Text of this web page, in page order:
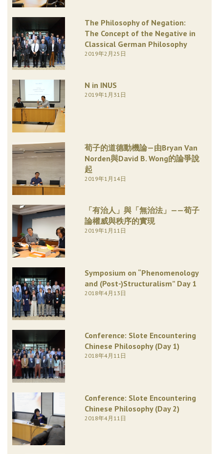
The Philosophy of Negation:
The Concept of the Negative in
Classical German Philosophy
2019年2月25日
N in INUS
2019年1月31日
荀子的道德動機論—由Bryan Van
Norden與David B. Wong的論爭說
起
2019年1月14日
「有治人」與「無治法」——荀子
論權威與秩序的實現
2019年1月11日
Symposium on “Phenomenology
and (Post-)Structuralism” Day 1
2018年4月13日
Conference: Slote Encountering
Chinese Philosophy (Day 1)
2018年4月11日
Conference: Slote Encountering
Chinese Philosophy (Day 2)
2018年4月11日